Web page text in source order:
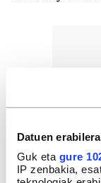
Datuen
Guk eta gure
IP zenbakia,